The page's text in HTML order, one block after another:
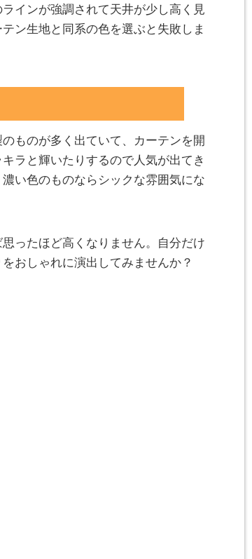
インが強調されて天井が少し高く見
ン生地と同系の色を選ぶと失敗しま
ものが多く出ていて、カーテンを開
ラと輝いたりするので人気が出てき
い色のものならシックな雰囲気にな
ったほど高くなりません。自分だけ
おしゃれに演出してみませんか？